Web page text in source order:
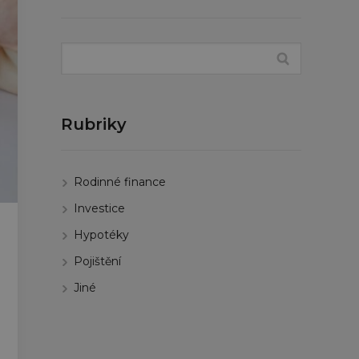
Rubriky
Rodinné finance
Investice
Hypotéky
Pojištění
Jiné